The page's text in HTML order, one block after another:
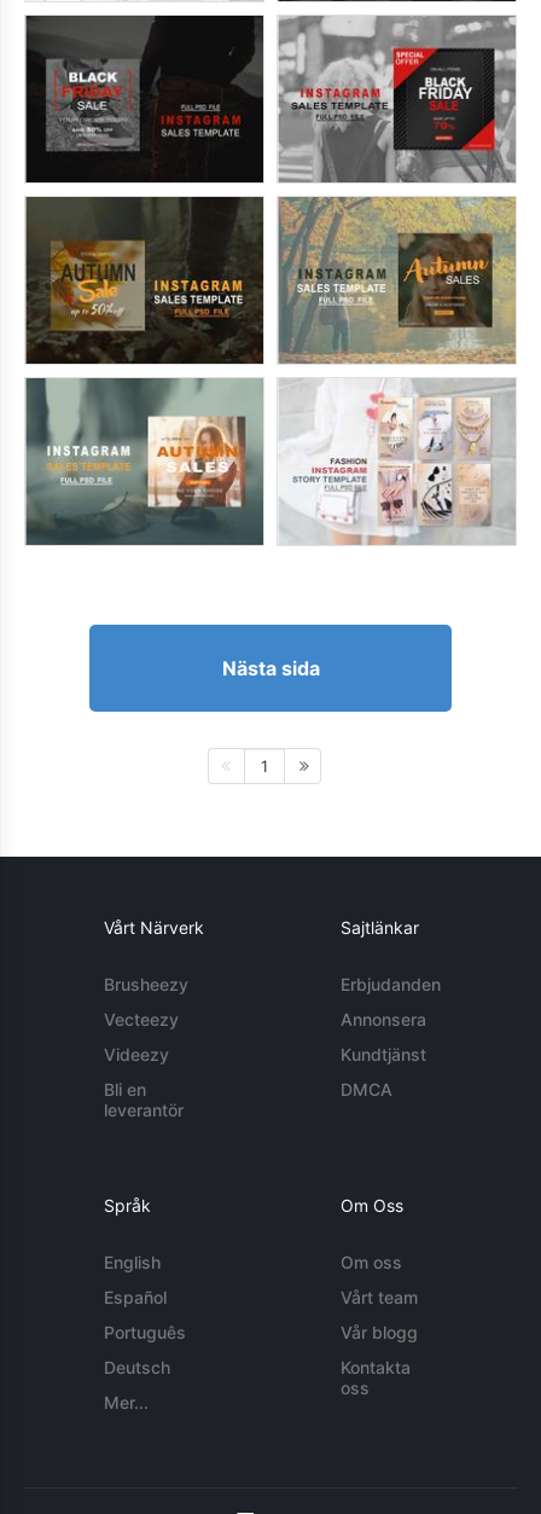
Nästa sida
1
Vårt Närverk
Brusheezy
Vecteezy
Videezy
Bli en
leverantör
Sajtlänkar
Erbjudanden
Annonsera
Kundtjänst
DMCA
Språk
English
Español
Português
Deutsch
Mer...
Om Oss
Om oss
Vårt team
Vår blogg
Kontakta
oss